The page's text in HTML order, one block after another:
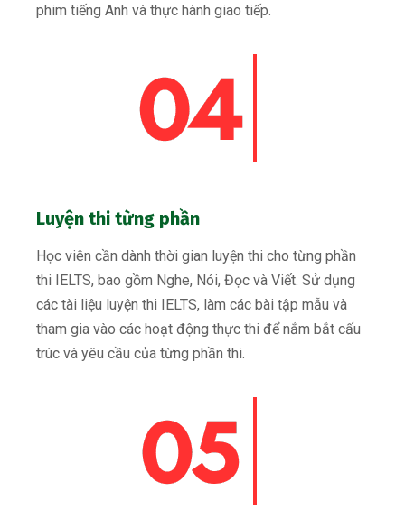
phim tiếng Anh và thực hành giao tiếp.
Luyện thi từng phần
Học viên cần dành thời gian luyện thi cho từng phần
thi IELTS, bao gồm Nghe, Nói, Đọc và Viết. Sử dụng
các tài liệu luyện thi IELTS, làm các bài tập mẫu và
tham gia vào các hoạt động thực thi để nắm bắt cấu
trúc và yêu cầu của từng phần thi.